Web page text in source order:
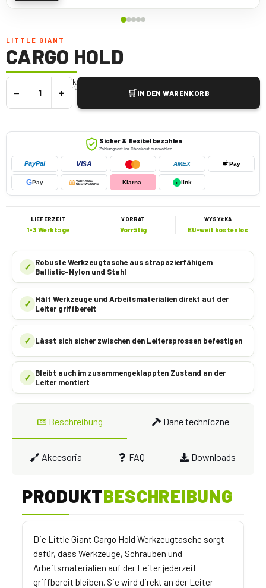
LITTLE GIANT
CARGO HOLD
Die praktische Werkzeugtasche für Leitern
z VAT.
− + 🛒IN DEN WARENKORB
Sicher & flexibel bezahlen
Zahlungsart im Checkout auswählen
PayPal VISA AMEX Pay
GPay
VORKASSE
ÜBERWEISUNG
Klarna. › link
LIEFERZEIT
1-3 Werktage
VORRAT
Vorrätig
WYSYŁKA
EU-weit kostenlos
✓ Robuste Werkzeugtasche aus strapazierfähigem
Ballistic-Nylon und Stahl
✓ Hält Werkzeuge und Arbeitsmaterialien direkt auf der
Leiter griffbereit
✓ Lässt sich sicher zwischen den Leitersprossen befestigen
✓ Bleibt auch im zusammengeklappten Zustand an der
Leiter montiert
Beschreibung Dane techniczne
Akcesoria FAQ Downloads
PRODUKTBESCHREIBUNG
Die Little Giant Cargo Hold Werkzeugtasche sorgt
dafür, dass Werkzeuge, Schrauben und
Arbeitsmaterialien auf der Leiter jederzeit
griffbereit bleiben. Sie wird direkt an der Leiter